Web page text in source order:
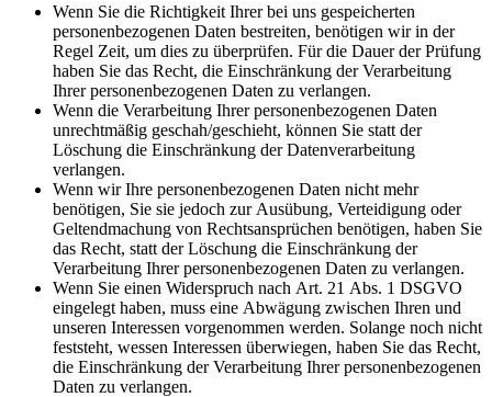
Wenn Sie die Richtigkeit Ihrer bei uns gespeicherten
personenbezogenen Daten bestreiten, benötigen wir in der
Regel Zeit, um dies zu überprüfen. Für die Dauer der Prüfung
haben Sie das Recht, die Einschränkung der Verarbeitung
Ihrer personenbezogenen Daten zu verlangen.
Wenn die Verarbeitung Ihrer personenbezogenen Daten
unrechtmäßig geschah/geschieht, können Sie statt der
Löschung die Einschränkung der Datenverarbeitung
verlangen.
Wenn wir Ihre personenbezogenen Daten nicht mehr
benötigen, Sie sie jedoch zur Ausübung, Verteidigung oder
Geltendmachung von Rechtsansprüchen benötigen, haben Sie
das Recht, statt der Löschung die Einschränkung der
Verarbeitung Ihrer personenbezogenen Daten zu verlangen.
Wenn Sie einen Widerspruch nach Art. 21 Abs. 1 DSGVO
eingelegt haben, muss eine Abwägung zwischen Ihren und
unseren Interessen vorgenommen werden. Solange noch nicht
feststeht, wessen Interessen überwiegen, haben Sie das Recht,
die Einschränkung der Verarbeitung Ihrer personenbezogenen
Daten zu verlangen.